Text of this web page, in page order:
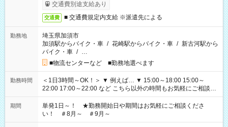
交通費別途支給あり
交通費 ■ 交通費規定内支給 ※派遣先による
勤務地
埼玉県加須市
加須駅からバイク・車 / 花崎駅からバイク・車 / 新古河駅から
バイク・車 / …
■物流センターなど ■勤務地選べます
勤務時間
＜1日3時間～OK！＞ ▼ 例えば… ▼ 15:00～18:00 15:00～
22:00 17:00～22:00 など こちら以外の時間もお気軽にご相談く
ださい！
期間
単発1日～！ ★勤務開始日や期間はお気軽にご相談くださ
い！ ＃8月～ ＃9月～